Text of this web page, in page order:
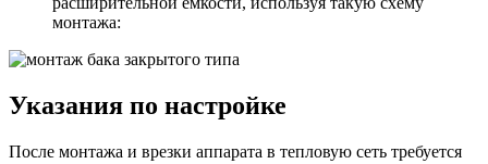
монтажа:
Указания по настройке
После монтажа и врезки аппарата в тепловую сеть требуется